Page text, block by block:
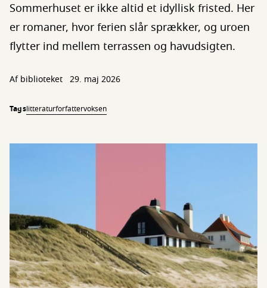
Sommerhuset er ikke altid et idyllisk fristed. Her
er romaner, hvor ferien slår sprækker, og uroen
flytter ind mellem terrassen og havudsigten.
Af biblioteket 29. maj 2026
Tagslitteraturforfattervoksen